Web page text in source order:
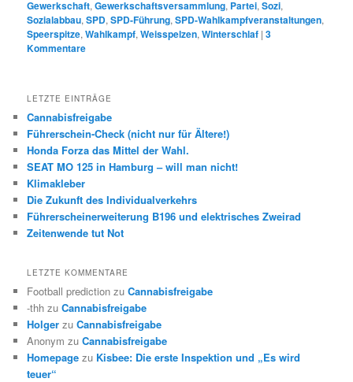
Gewerkschaft,Gewerkschaftsversammlung, Partei,Sozi,
Sozialabbau,SPD,SPD-Führung,SPD-Wahlkampfveranstaltungen,
Speerspitze,Wahlkampf,Weisspelzen,Winterschlaf |3
Kommentare
LETZTE EINTRÄGE
Cannabisfreigabe
Führerschein-Check (nicht nur für Ältere!)
Honda Forza das Mittel der Wahl.
SEAT MO 125 in Hamburg – will man nicht!
Klimakleber
Die Zukunft des Individualverkehrs
Führerscheinerweiterung B196 und elektrisches Zweirad
Zeitenwende tut Not
LETZTE KOMMENTARE
Football prediction zuCannabisfreigabe
-thh zuCannabisfreigabe
Holger zuCannabisfreigabe
Anonym zuCannabisfreigabe
Homepage zu Kisbee: Die erste Inspektion und „Es wird
teuer“